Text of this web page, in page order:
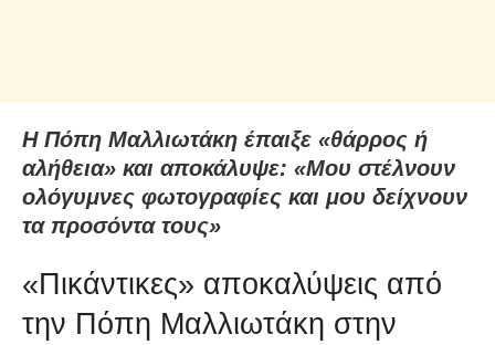
Η Πόπη Μαλλιωτάκη έπαιξε «θάρρος ή
αλήθεια» και αποκάλυψε: «Μου στέλνουν
ολόγυμνες φωτογραφίες και μου δείχνουν
τα προσόντα τους»
«Πικάντικες» αποκαλύψεις από
την Πόπη Μαλλιωτάκη στην